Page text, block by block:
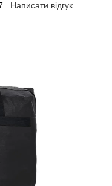
Написати відгук